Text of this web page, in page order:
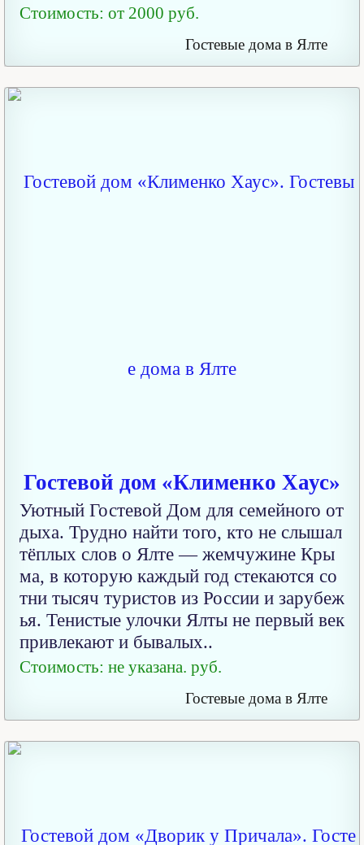
Стоимость: от 2000 руб.
Гостевые дома в Ялте
Гостевой дом «Клименко Хаус»
Уютный Гостевой Дом для семейного от
дыха. Трудно найти того, кто не слышал
тёплых слов о Ялте — жемчужине Кры
ма, в которую каждый год стекаются со
тни тысяч туристов из России и зарубеж
ья. Тенистые улочки Ялты не первый век
привлекают и бывалых..
Стоимость: не указана. руб.
Гостевые дома в Ялте